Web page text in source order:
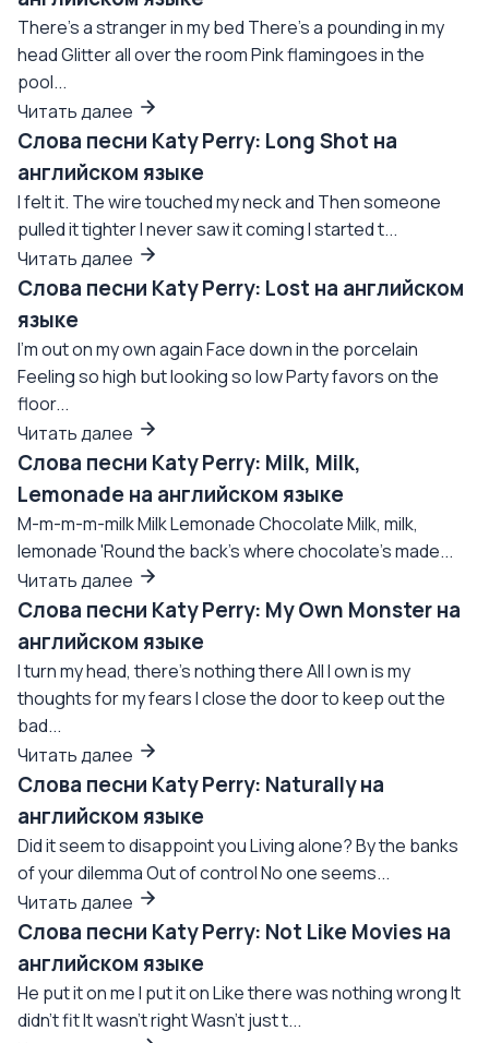
There's a stranger in my bed There's a pounding in my
head Glitter all over the room Pink flamingoes in the
pool...
Читать далее
Слова песни Katy Perry: Long Shot на
английском языке
I felt it. The wire touched my neck and Then someone
pulled it tighter I never saw it coming I started t...
Читать далее
Слова песни Katy Perry: Lost на английском
языке
I'm out on my own again Face down in the porcelain
Feeling so high but looking so low Party favors on the
floor...
Читать далее
Слова песни Katy Perry: Milk, Milk,
Lemonade на английском языке
M-m-m-m-milk Milk Lemonade Chocolate Milk, milk,
lemonade 'Round the back's where chocolate's made...
Читать далее
Слова песни Katy Perry: My Own Monster на
английском языке
I turn my head, there's nothing there All I own is my
thoughts for my fears I close the door to keep out the
bad...
Читать далее
Слова песни Katy Perry: Naturally на
английском языке
Did it seem to disappoint you Living alone? By the banks
of your dilemma Out of control No one seems...
Читать далее
Слова песни Katy Perry: Not Like Movies на
английском языке
He put it on me I put it on Like there was nothing wrong It
didn't fit It wasn't right Wasn't just t...